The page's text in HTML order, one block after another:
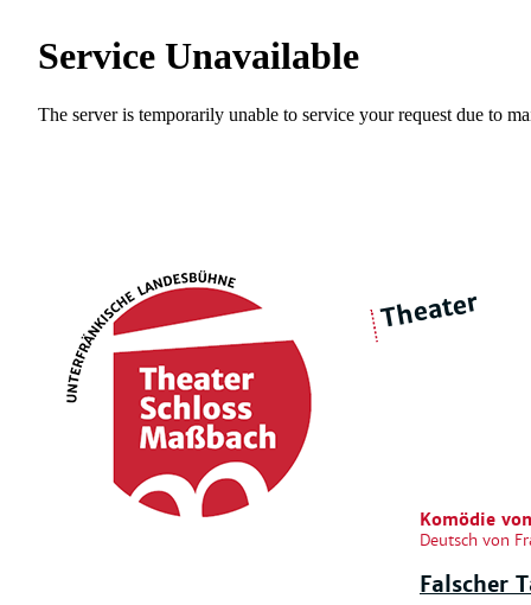
Komödie
Deutsch von
Falscher
Theater